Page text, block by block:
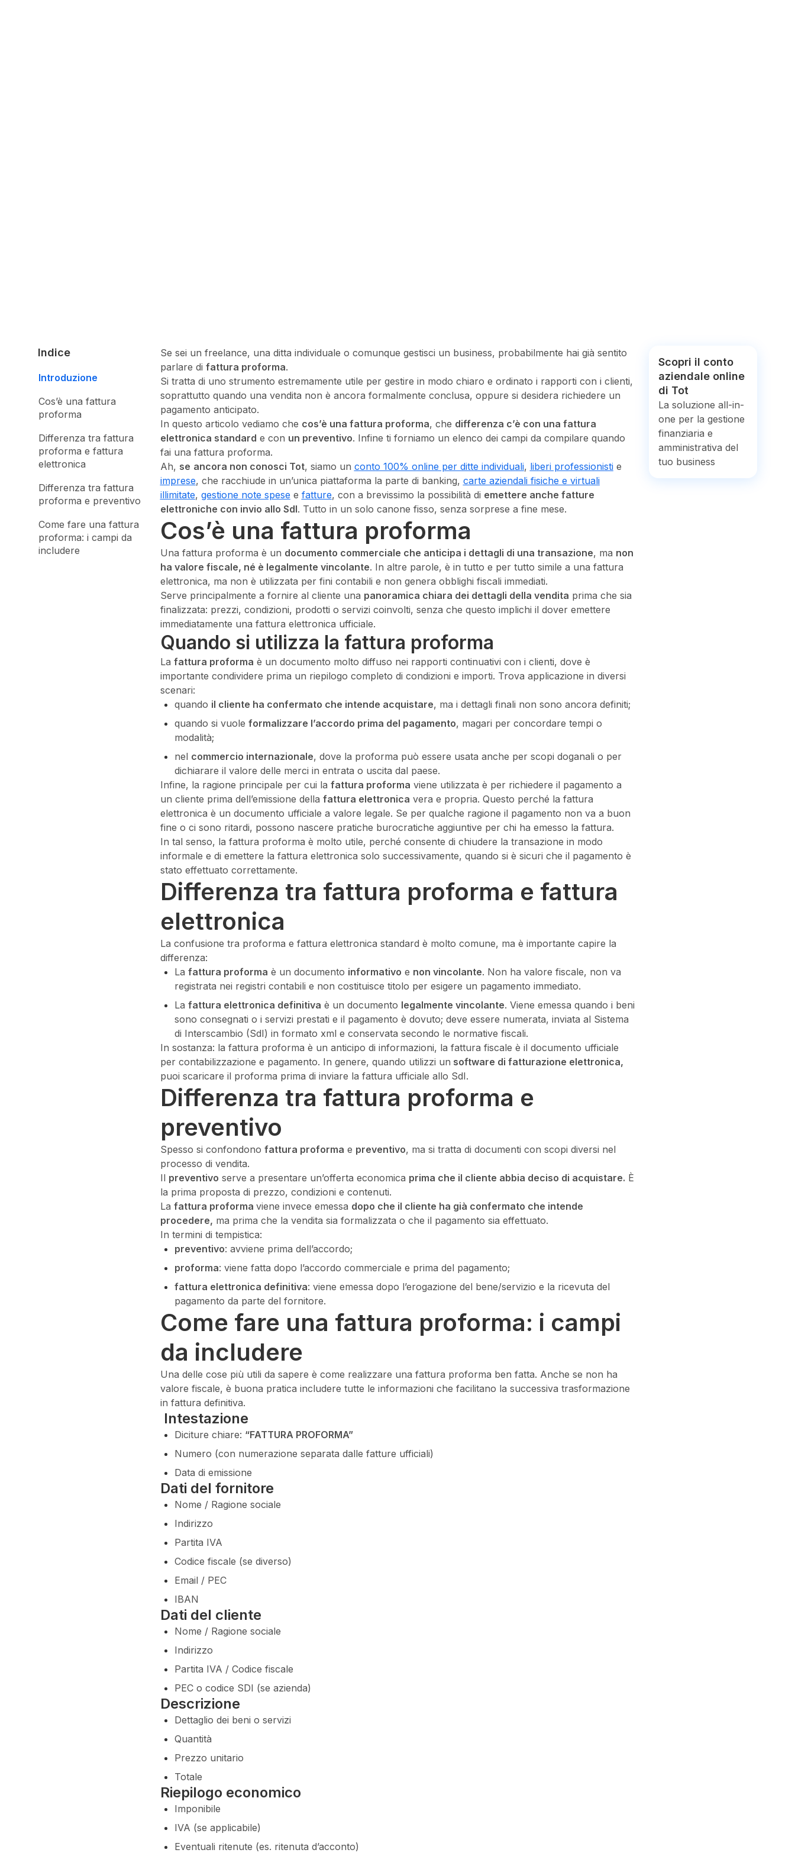
Indice
Introduzione
Cos’è una fattura
proforma
Differenza tra fattura
proforma e fattura
elettronica
Differenza tra fattura
proforma e preventivo
Come fare una fattura
proforma: i campi da
includere
Se sei un freelance, una ditta individuale o comunque gestisci un business, probabilmente hai già sentito
parlare di fattura proforma.
Si tratta di uno strumento estremamente utile per gestire in modo chiaro e ordinato i rapporti con i clienti,
soprattutto quando una vendita non è ancora formalmente conclusa, oppure si desidera richiedere un
pagamento anticipato.
In questo articolo vediamo che cos’è una fattura proforma, che differenza c’è con una fattura
elettronica standard e con un preventivo. Infine ti forniamo un elenco dei campi da compilare quando
fai una fattura proforma.
Ah, se ancora non conosci Tot, siamo un conto 100% online per ditte individuali, liberi professionistie
imprese, che racchiude in un’unica piattaforma la parte di banking, carte aziendali fisiche e virtuali
illimitate, gestione note spese e fatture, con a brevissimo la possibilità di emettere anche fatture
elettroniche con invio allo SdI. Tutto in un solo canone fisso, senza sorprese a fine mese.
Cos’è una fattura proforma
Una fattura proforma è un documento commerciale che anticipa i dettagli di una transazione, ma non
ha valore fiscale, né è legalmente vincolante. In altre parole, è in tutto e per tutto simile a una fattura
elettronica, ma non è utilizzata per fini contabili e non genera obblighi fiscali immediati.
Serve principalmente a fornire al cliente una panoramica chiara dei dettagli della vendita prima che sia
finalizzata: prezzi, condizioni, prodotti o servizi coinvolti, senza che questo implichi il dover emettere
immediatamente una fattura elettronica ufficiale.
Quando si utilizza la fattura proforma
La fattura proforma è un documento molto diffuso nei rapporti continuativi con i clienti, dove è
importante condividere prima un riepilogo completo di condizioni e importi. Trova applicazione in diversi
scenari:
quando il cliente ha confermato che intende acquistare, ma i dettagli finali non sono ancora definiti;
quando si vuole formalizzare l’accordo prima del pagamento, magari per concordare tempi o
modalità;
nel commercio internazionale, dove la proforma può essere usata anche per scopi doganali o per
dichiarare il valore delle merci in entrata o uscita dal paese.
Infine, la ragione principale per cui la fattura proforma viene utilizzata è per richiedere il pagamento a
un cliente prima dell’emissione della fattura elettronica vera e propria. Questo perché la fattura
elettronica è un documento ufficiale a valore legale. Se per qualche ragione il pagamento non va a buon
fine o ci sono ritardi, possono nascere pratiche burocratiche aggiuntive per chi ha emesso la fattura.
In tal senso, la fattura proforma è molto utile, perché consente di chiudere la transazione in modo
informale e di emettere la fattura elettronica solo successivamente, quando si è sicuri che il pagamento è
stato effettuato correttamente.
Differenza tra fattura proforma e fattura
elettronica
La confusione tra proforma e fattura elettronica standard è molto comune, ma è importante capire la
differenza:
La fattura proforma è un documento informativo e non vincolante. Non ha valore fiscale, non va
registrata nei registri contabili e non costituisce titolo per esigere un pagamento immediato.
La fattura elettronica definitiva è un documento legalmente vincolante. Viene emessa quando i beni
sono consegnati o i servizi prestati e il pagamento è dovuto; deve essere numerata, inviata al Sistema
di Interscambio (SdI) in formato xml e conservata secondo le normative fiscali.
In sostanza: la fattura proforma è un anticipo di informazioni, la fattura fiscale è il documento ufficiale
per contabilizzazione e pagamento. In genere, quando utilizzi un software di fatturazione elettronica,
puoi scaricare il proforma prima di inviare la fattura ufficiale allo SdI.
Differenza tra fattura proforma e
preventivo
Spesso si confondono fattura proforma e preventivo, ma si tratta di documenti con scopi diversi nel
processo di vendita.
Il preventivo serve a presentare un’offerta economica prima che il cliente abbia deciso di acquistare. È
la prima proposta di prezzo, condizioni e contenuti.
La fattura proforma viene invece emessa dopo che il cliente ha già confermato che intende
procedere, ma prima che la vendita sia formalizzata o che il pagamento sia effettuato.
In termini di tempistica:
preventivo: avviene prima dell’accordo;
proforma: viene fatta dopo l’accordo commerciale e prima del pagamento;
fattura elettronica definitiva: viene emessa dopo l’erogazione del bene/servizio e la ricevuta del
pagamento da parte del fornitore.
Come fare una fattura proforma: i campi
da includere
Una delle cose più utili da sapere è come realizzare una fattura proforma ben fatta. Anche se non ha
valore fiscale, è buona pratica includere tutte le informazioni che facilitano la successiva trasformazione
in fattura definitiva.
Intestazione
Diciture chiare: “FATTURA PROFORMA”
Numero (con numerazione separata dalle fatture ufficiali)
Data di emissione
Dati del fornitore
Nome / Ragione sociale
Indirizzo
Partita IVA
Codice fiscale (se diverso)
Email / PEC
IBAN
Dati del cliente
Nome / Ragione sociale
Indirizzo
Partita IVA / Codice fiscale
PEC o codice SDI (se azienda)
Descrizione
Dettaglio dei beni o servizi
Quantità
Prezzo unitario
Totale
Riepilogo economico
Imponibile
IVA (se applicabile)
Eventuali ritenute (es. ritenuta d’acconto)
Scopri il conto
aziendale online
di Tot
La soluzione all-in-
one per la gestione
finanziaria e
amministrativa del
tuo business